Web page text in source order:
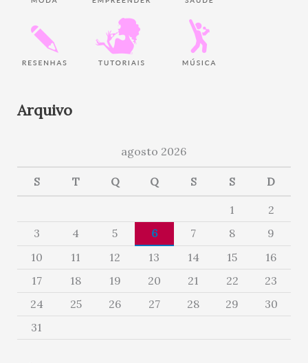
Arquivo
agosto 2026
S T Q Q S S D
1
2
3
4 5 6 7 8
9
10
11 12 13 14 15
16
17
18 19 20 21 22
23
24
25 26 27 28 29
30
31